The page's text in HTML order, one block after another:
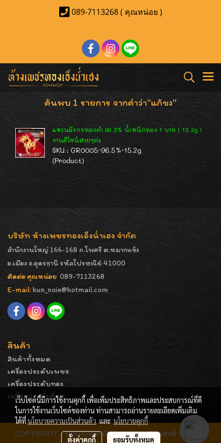
089-7113268 ( คุณหน่อย )
ค้นพบ 1 รายการ จากคำว่า"แก้ชง"
แหวนมังกรทองคำ 96.5% น้ำหนักทอง 1 บาท ( 15.2g )
งานดีไซน์สวยๆค่ะ
SKU : GR0005-96.5%-15.2g
(Product)
บริษัท ห้างเพชรทองเอ็งน่ำเฮง จำกัด
สำนักงานใหญ่ 166-168 ถ.โพศรี ต.หมากแข้ง
อ.เมือง จ.อุดรธานี รหัสไปรษณีย์ 41000
ติดต่อ คุณหน่อย 089-7113268
E-mail: kun_noie@hotmail.com
สินค้า
สินค้าทั้งหมด
เครื่องประดับเพชร
เครื่องประดับทอง
เครื่องประดับอื่นๆ
COPYRIGHT - ENGNAMHENG | รูปภาพมีลิขสิทธิ์ ห้ามมิให้
เว็บไซต์นี้มีการใช้งานคุกกี้ เพื่อเพิ่มประสิทธิภาพและประสบการณ์ที่ดี
ในการใช้งานเว็บไซต์ของท่าน ท่านสามารถอ่านรายละเอียดเพิ่มเติม
ได้ที่นโยบายความเป็นส่วนตัวและนโยบายคุกกี้
ตั้งค่าคุกกี้ ยอมรับทั้งหมด